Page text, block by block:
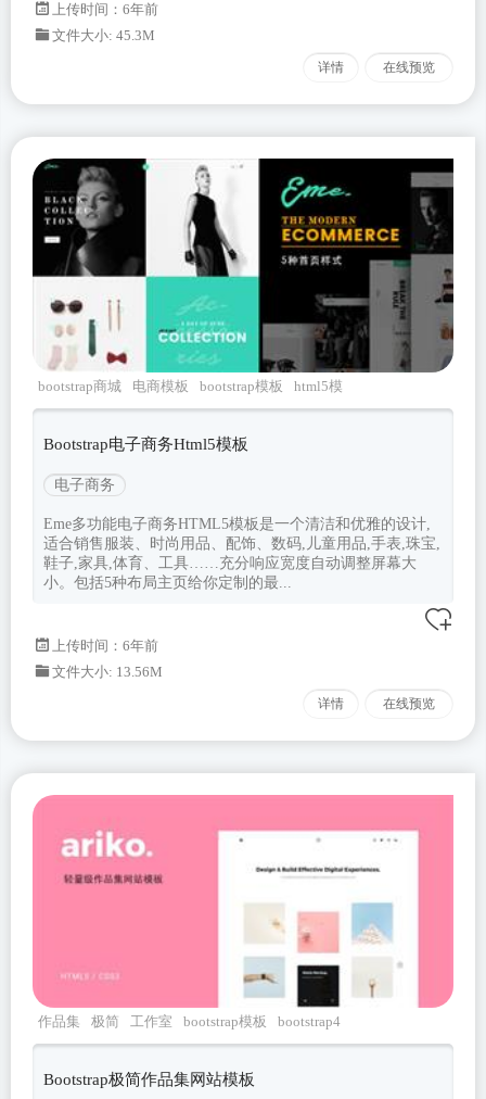
上传时间：6年前
文件大小: 45.3M
详情 在线预览
bootstrap商城 电商模板 bootstrap模板
html5模
板
Eme
Bootstrap电子商务Html5模板
电子商务
Eme多功能电子商务HTML5模板是一个清洁和优雅的设计,
适合销售服装、时尚用品、配饰、数码,儿童用品,手表,珠宝,
鞋子,家具,体育、工具……充分响应宽度自动调整屏幕大
小。包括5种布局主页给你定制的最...
上传时间：6年前
文件大小: 13.56M
详情 在线预览
作品集 极简 工作室 bootstrap模板 bootstrap4
Bootstrap极简作品集网站模板